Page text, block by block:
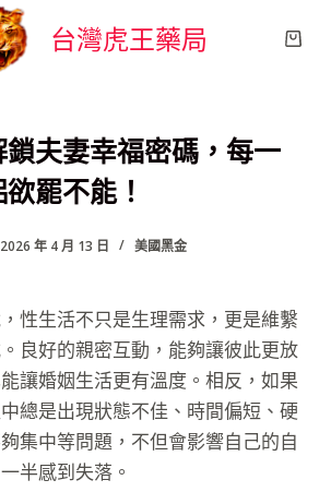
台灣虎王藥局
夫妻幸福密碼，每一
罷不能！
2026 年 4 月 13 日 美國黑金
性生活不只是生理需求，更是維繫
良好的親密互動，能夠讓彼此更放
讓婚姻生活更有溫度。相反，如果
總是出現狀態不佳、時間偏短、硬
集中等問題，不但會影響自己的自
半感到失落。